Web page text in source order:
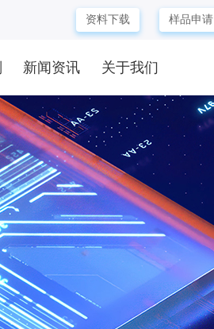
资料下载 样品申请
新闻资讯 关于我们